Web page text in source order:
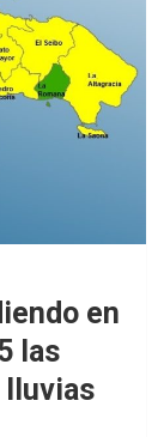
en
las
lluvias